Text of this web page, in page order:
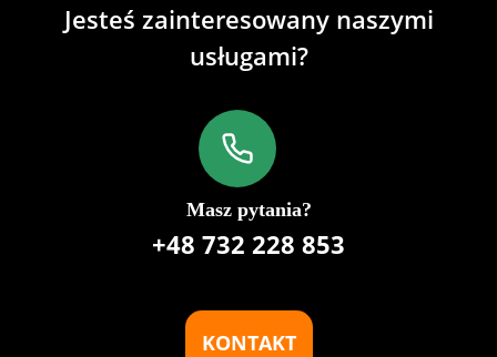
Jesteś zainteresowany naszymi
usługami?
Masz pytania?
+48 732 228 853
KONTAKT